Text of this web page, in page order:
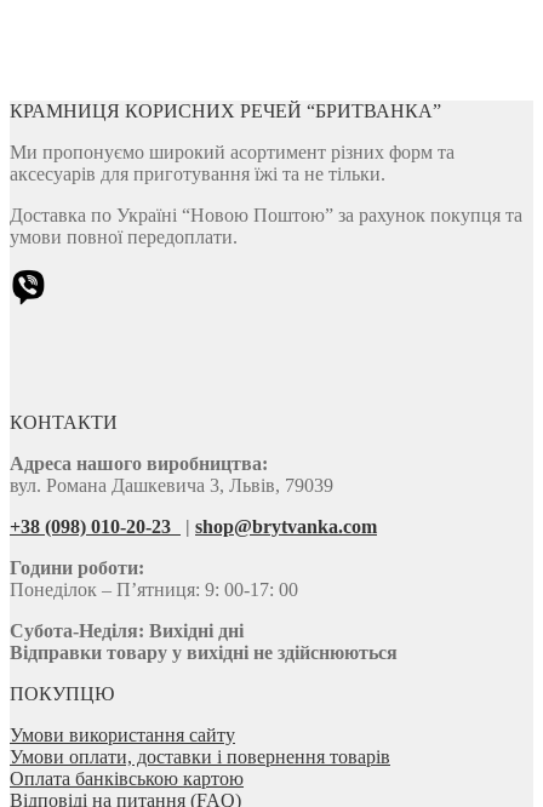
КРАМНИЦЯ КОРИСНИХ РЕЧЕЙ “БРИТВАНКА”
Ми пропонуємо широкий асортимент різних форм та
аксесуарів для приготування їжі та не тільки.
Доставка по Україні “Новою Поштою” за рахунок покупця та
умови повної передоплати.
КОНТАКТИ
Адреса нашого виробництва:
вул. Романа Дашкевича 3, Львів, 79039
+38 (098) 010-20-23
| shop@brytvanka.com
Години роботи:
Понеділок – П’ятниця: 9: 00-17: 00
Субота-Неділя: Вихідні дні
Відправки товару у вихідні не здійснюються
ПОКУПЦЮ
Умови використання сайту
Умови оплати, доставки і повернення товарів
Оплата банківською картою
Відповіді на питання (FAQ)